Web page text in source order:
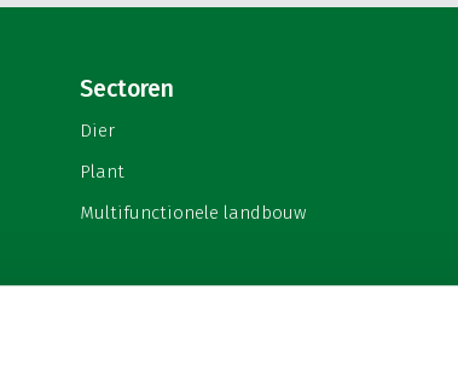
Sectoren
Dier
Plant
Multifunctionele landbouw